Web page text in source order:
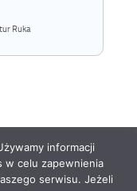
Ruka
informacji
w celu zapewnienia
serwisu. Jeżeli